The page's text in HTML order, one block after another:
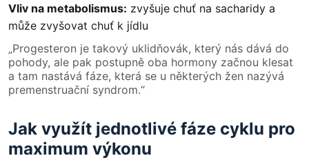
Vliv na metabolismus: zvyšuje chuť na sacharidy a
může zvyšovat chuť k jídlu
„Progesteron je takový uklidňovák, který nás dává do
pohody, ale pak postupně oba hormony začnou klesat
a tam nastává fáze, která se u některých žen nazývá
premenstruační syndrom.“
Jak využít jednotlivé fáze cyklu pro
maximum výkonu